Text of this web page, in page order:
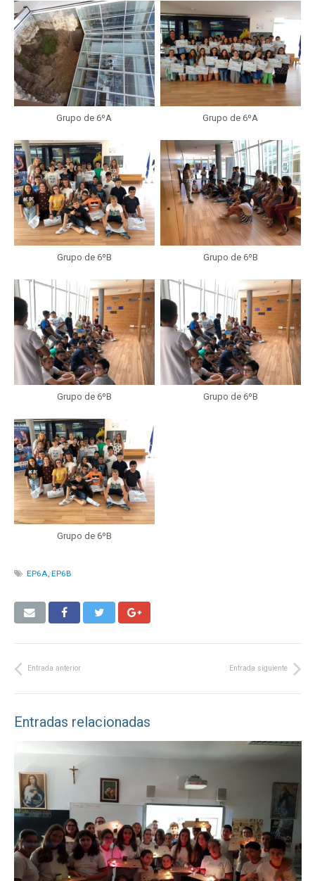
Grupo de 6ºA Grupo de 6ºA
Grupo de 6ºB Grupo de 6ºB
Grupo de 6ºB Grupo de 6ºB
Grupo de 6ºB
EP6A,EP6B
Entrada anterior Entrada siguiente
Entradas relacionadas